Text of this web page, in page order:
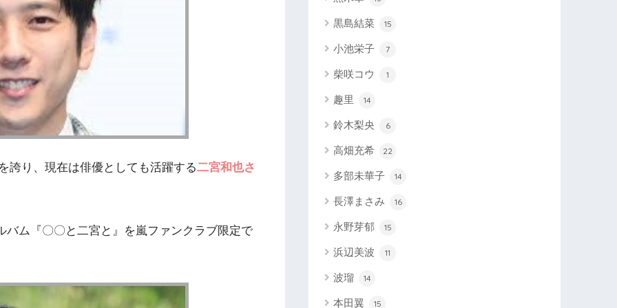
誇り、現在は俳優としても活躍する二宮和也さ
バム『〇〇と二宮と』を嵐ファンクラブ限定で
黒島結菜 15
小池栄子 7
柴咲コウ 1
趣里 14
鈴木梨央 6
高畑充希 22
多部未華子 14
長澤まさみ 16
永野芽郁 15
浜辺美波 11
波瑠 14
本田翼 15